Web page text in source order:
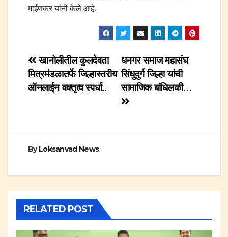
माईणकर यांनी केले आहे.
Post
navigation
धनगर समाज महासंघ
सिंधुदुर्ग जिल्हा यांची
सामाजिक बांधिलकी…
खानोलीतील कुलदेवता
मित्रमंडळातर्फे जिल्हास्तरीय
ऑनलाईन वक्तृत्व स्पर्धा..
ByLoksanvad News
RELATED POST